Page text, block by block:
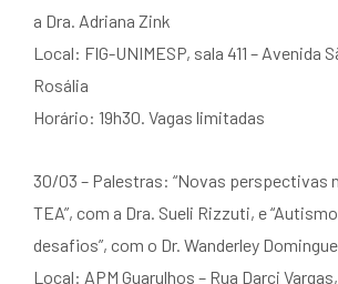
a Dra. Adriana Zink
Local: FIG-UNIMESP, sala 411 – Avenida
Rosália
Horário: 19h30. Vagas limitadas
30/03 – Palestras: “Novas perspectivas
TEA”, com a Dra. Sueli Rizzuti, e
desafios”, com o Dr. Wanderley
Local: APM Guarulhos – Rua Darci